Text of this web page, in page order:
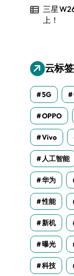
三星
上！
云标签
5G
OPPO
Vivo
人工智能
华为
性能
新机
曝光
科技